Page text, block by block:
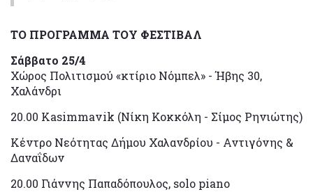
ΤΟ ΠΡΟΓΡΑΜΜΑ ΤΟΥ ΦΕΣΤΙΒΑΛ
Σάββατο 25/4
Χώρος Πολιτισμού «κτίριο Νόμπελ» - Ήβης 30,
Χαλάνδρι
20.00 Kasimmavik (Νίκη Κοκκόλη - Σίμος Ρηνιώτης)
Κέντρο Νεότητας Δήμου Χαλανδρίου - Αντιγόνης &
Δαναΐδων
20.00 Γιάννης Παπαδόπουλος, solo piano